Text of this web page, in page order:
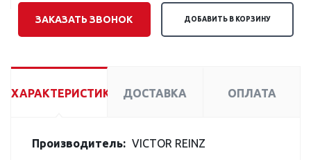
ЗАКАЗАТЬ ЗВОНОК ДОБАВИТЬ В КОРЗИНУ
ХАРАКТЕРИСТИКИ ДОСТАВКА ОПЛАТА
Производитель: VICTOR REINZ